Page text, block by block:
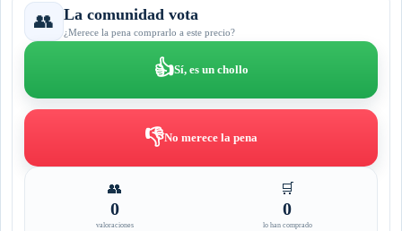
👥 La comunidad vota
¿Merece la pena comprarlo a este precio?
👍Sí, es un chollo
👎No merece la pena
👥
0
valoraciones
🛒
0
lo han comprado